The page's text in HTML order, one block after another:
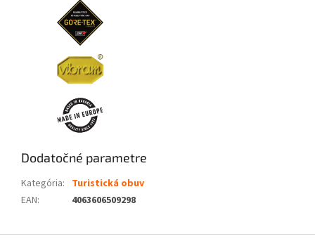
Dodatočné parametre
Kategória: Turistická obuv
EAN: 4063606509298